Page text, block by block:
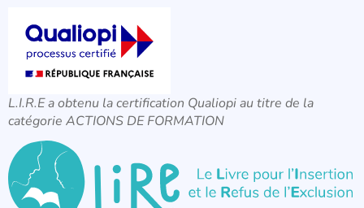
L.I.R.E a obtenu la certification Qualiopi au titre de la
catégorie ACTIONS DE FORMATION